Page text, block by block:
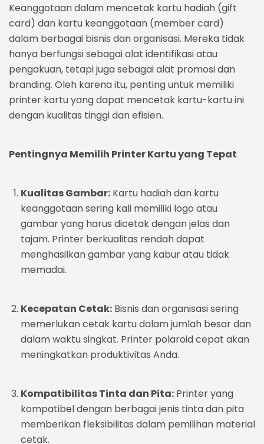
Keanggotaan dalam mencetak kartu hadiah (gift
card) dan kartu keanggotaan (member card)
dalam berbagai bisnis dan organisasi. Mereka tidak
hanya berfungsi sebagai alat identifikasi atau
pengakuan, tetapi juga sebagai alat promosi dan
branding. Oleh karena itu, penting untuk memiliki
printer kartu yang dapat mencetak kartu-kartu ini
dengan kualitas tinggi dan efisien.
Pentingnya Memilih Printer Kartu yang Tepat
Kualitas Gambar: Kartu hadiah dan kartu
keanggotaan sering kali memiliki logo atau
gambar yang harus dicetak dengan jelas dan
tajam. Printer berkualitas rendah dapat
menghasilkan gambar yang kabur atau tidak
memadai.
Kecepatan Cetak: Bisnis dan organisasi sering
memerlukan cetak kartu dalam jumlah besar dan
dalam waktu singkat. Printer polaroidcepat akan
meningkatkan produktivitas Anda.
Kompatibilitas Tinta dan Pita: Printer yang
kompatibel dengan berbagai jenis tinta dan pita
memberikan fleksibilitas dalam pemilihan material
cetak.